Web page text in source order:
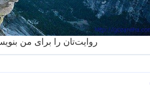
روایت‌تان را برای من